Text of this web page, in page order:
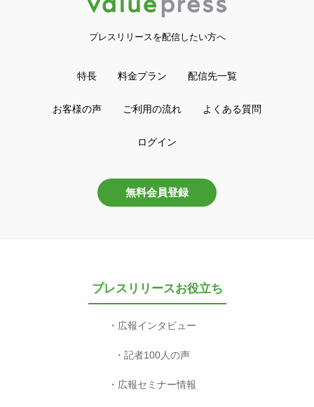
プレスリリースを配信したい方へ
特長 料金プラン 配信先一覧
お客様の声 ご利用の流れ よくある質問
ログイン
無料会員登録
プレスリリースお役立ち
広報インタビュー
記者100人の声
広報セミナー情報